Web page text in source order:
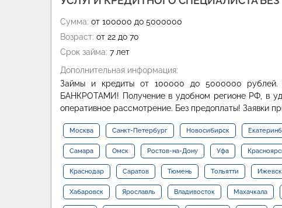
Сумма: от 100000 до 5000000
Возраст: от 22 до 70
Срок займа: 7 лет
Дополнительная информация:
Займы и кредиты от 100000 до 5000000
БАНКРОТАМИ! Получение в удобном регионе РФ, в
оперативное рассмотрение. Без предоплаты! Заявки
Москва Санкт-Петербург Новосибирск
Самара Омск Ростов-на-Дону Уфа
Краснодар Саратов Тюмень Тольятти Ижевск
Хабаровск Ярославль Владивосток Махачкала